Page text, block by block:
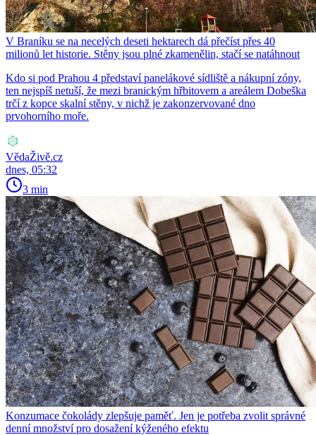
V Braníku se na necelých deseti hektarech dá přečíst přes 40
milionů let historie. Stěny jsou plné zkamenělin, stačí se natáhnout
Kdo si pod Prahou 4 představí panelákové sídliště a nákupní zóny,
ten nejspíš netuší, že mezi branickým hřbitovem a areálem Dobeška
trčí z kopce skalní stěny, v nichž je zakonzervované dno
prvohorního moře.
VědaŽivě.cz
dnes, 05:32
3 min
Konzumace čokolády zlepšuje paměť. Jen je potřeba zvolit správné
denní množství pro dosažení kýženého efektu